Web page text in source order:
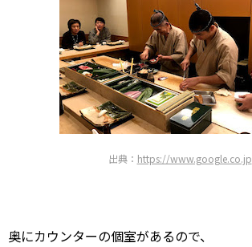
出典： https://www.google.co.jp
奥にカウンターの個室があるので、